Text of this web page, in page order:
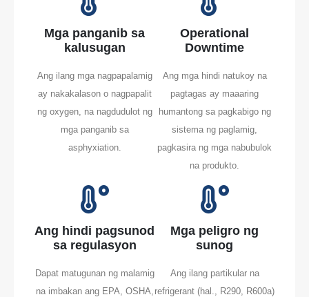
Mga panganib sa
kalusugan
Ang ilang mga nagpapalamig
ay nakakalason o nagpapalit
ng oxygen, na nagdudulot ng
mga panganib sa
asphyxiation.
Operational
Downtime
Ang mga hindi natukoy na
pagtagas ay maaaring
humantong sa pagkabigo ng
sistema ng paglamig,
pagkasira ng mga nabubulok
na produkto.
Ang hindi pagsunod
sa regulasyon
Dapat matugunan ng malamig
na imbakan ang EPA, OSHA,
Mga peligro ng
sunog
Ang ilang partikular na
refrigerant (hal., R290, R600a)